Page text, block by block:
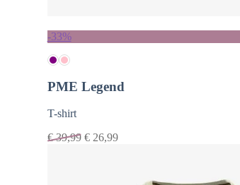
-33%
PME Legend
T-shirt
€39,99 €26,99